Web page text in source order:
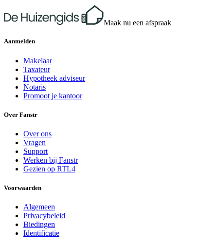
Maak nu een afspraak
Aanmelden
Makelaar
Taxateur
Hypotheek adviseur
Notaris
Promoot je kantoor
Over Fanstr
Over ons
Vragen
Support
Werken bij Fanstr
Gezien op RTL4
Voorwaarden
Algemeen
Privacybeleid
Biedingen
Identificatie